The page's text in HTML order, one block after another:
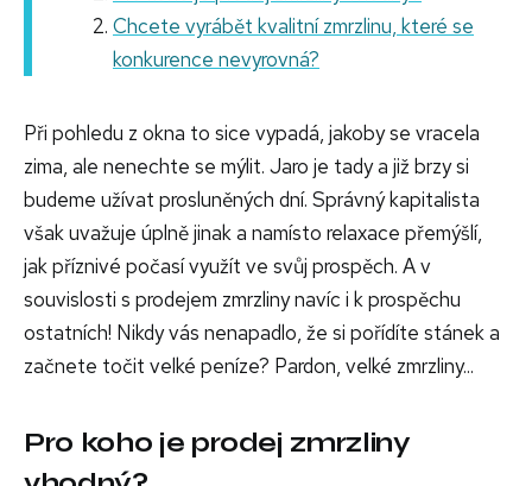
Chcete vyrábět kvalitní zmrzlinu, které se
konkurence nevyrovná?
Při pohledu z okna to sice vypadá, jakoby se vracela
zima, ale nenechte se mýlit. Jaro je tady a již brzy si
budeme užívat prosluněných dní. Správný kapitalista
však uvažuje úplně jinak a namísto relaxace přemýšlí,
jak příznivé počasí využít ve svůj prospěch. A v
souvislosti s prodejem zmrzliny navíc i k prospěchu
ostatních! Nikdy vás nenapadlo, že si pořídíte stánek a
začnete točit velké peníze? Pardon, velké zmrzliny...
Pro koho je prodej zmrzliny